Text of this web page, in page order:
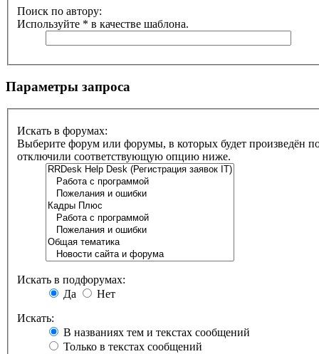
Поиск по автору:
Используйте * в качестве шаблона.
Параметры запроса
Искать в форумах:
Выберите форум или форумы, в которых будет произведён
отключили соответствующую опцию ниже.
Искать в подфорумах:
Да
Нет
Искать:
В названиях тем и текстах сообщений
Только в текстах сообщений